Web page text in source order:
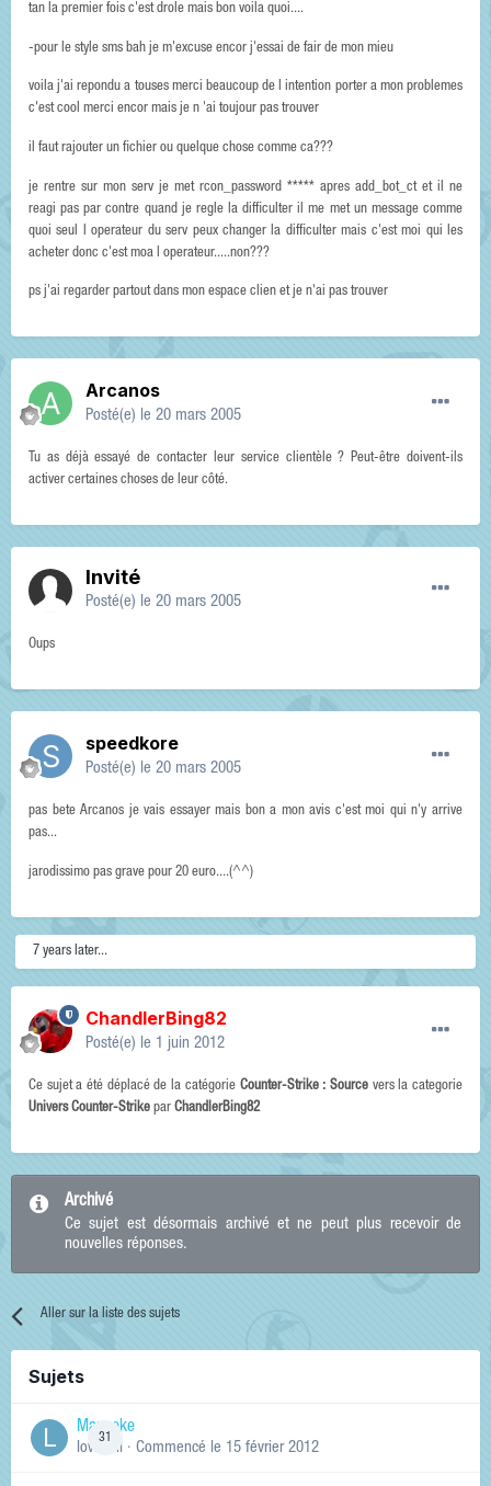
tan la premier fois c'est drole mais bon voila quoi....
-pour le style sms bah je m'excuse encor j'essai de fair de mon mieu
voila j'ai repondu a touses merci beaucoup de l intention porter a mon problemes
c'est cool merci encor mais je n 'ai toujour pas trouver
il faut rajouter un fichier ou quelque chose comme ca???
je rentre sur mon serv je met rcon_password ***** apres add_bot_ct et il ne
reagi pas par contre quand je regle la difficulter il me met un message comme
quoi seul l operateur du serv peux changer la difficulter mais c'est moi qui les
acheter donc c'est moa l operateur.....non???
ps j'ai regarder partout dans mon espace clien et je n'ai pas trouver
Arcanos
Posté(e) le 20 mars 2005
Tu as déjà essayé de contacter leur service clientèle ? Peut-être doivent-ils
activer certaines choses de leur côté.
Invité
Posté(e) le 20 mars 2005
Oups
speedkore
Posté(e) le 20 mars 2005
pas bete Arcanos je vais essayer mais bon a mon avis c'est moi qui n'y arrive
pas...
jarodissimo pas grave pour 20 euro....(^^)
7 years later...
ChandlerBing82
Posté(e) le 1 juin 2012
Ce sujet a été déplacé de la catégorie Counter-Strike : Sourcevers la categorie
Univers Counter-Strike par ChandlerBing82
Archivé
Ce sujet est désormais archivé et ne peut plus recevoir de
nouvelles réponses.
Aller sur la liste des sujets
Sujets
31
Manneke
lowskill · Commencé le 15 février 2012